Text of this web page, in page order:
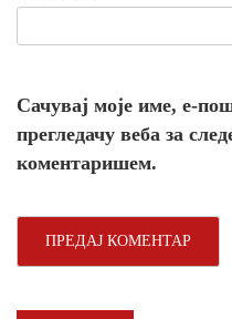
Сачувај моје име, е-
прегледачу веба за
коментаришем.